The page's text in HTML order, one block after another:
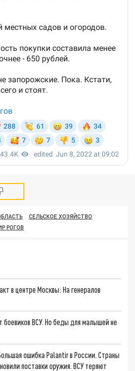
СЕЛЬСКОЕ ХОЗЯЙСТВО
РОГОВ
в центре Москвы: На генералов
боевиков ВСУ. Но беды для малышей не
ошибка Palantir в России. Страны
поставки оружия. ВСУ теряют